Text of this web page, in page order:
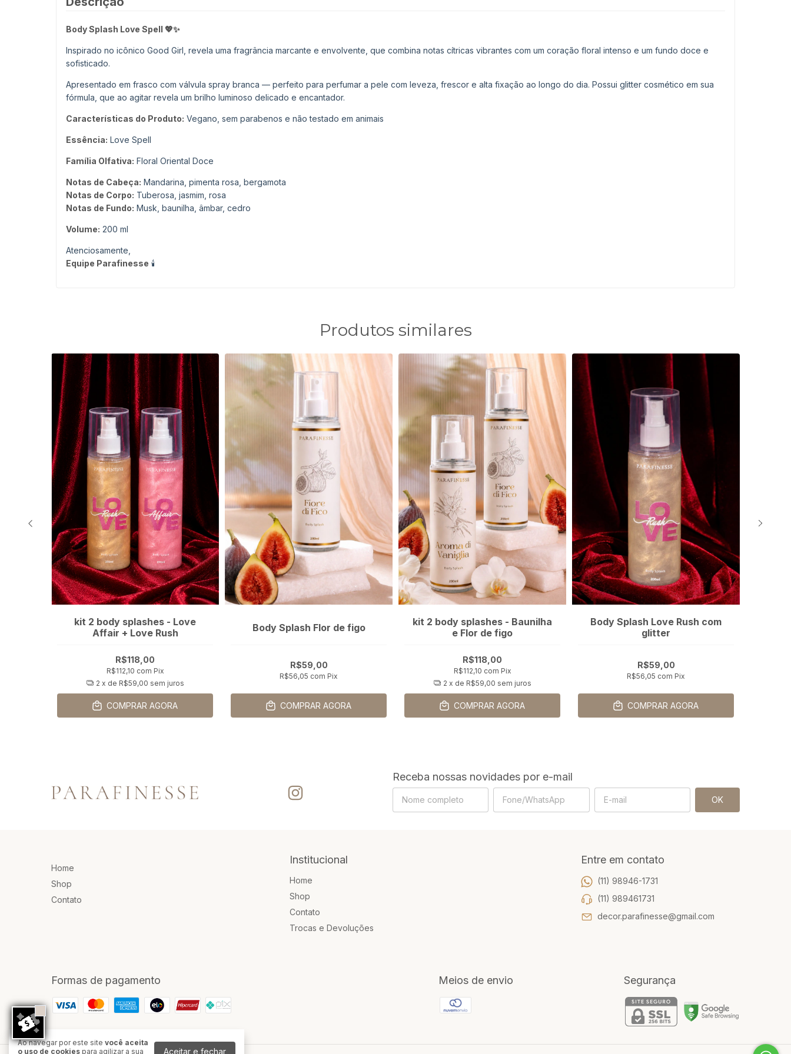
Ao navegar por este site você aceita
o uso de cookies para agilizar a sua Aceitar e fechar
Body Splash Love Spell 💖✨
Inspirado no icônico Good Girl, revela uma fragrância marcante e envolvente, que combina notas cítricas vibrantes com um coração floral intenso e um fundo doce e
sofisticado.
Apresentado em frasco com válvula spray branca — perfeito para perfumar a pele com leveza, frescor e alta fixação ao longo do dia. Possui glitter cosmético em sua
fórmula, que ao agitar revela um brilho luminoso delicado e encantador.
Características do Produto: Vegano, sem parabenos e não testado em animais
Essência: Love Spell
Família Olfativa: Floral Oriental Doce
Notas de Cabeça: Mandarina, pimenta rosa, bergamota
Notas de Corpo: Tuberosa, jasmim, rosa
Notas de Fundo: Musk, baunilha, âmbar, cedro
Volume: 200 ml
Atenciosamente,
Equipe Parafinesse 🕯️
Produtos similares
kit 2 body splashes - Love
Affair + Love Rush
R$118,00
R$112,10 com Pix
2 x de R$59,00 sem juros
COMPRAR AGORA
Body Splash Flor de figo
R$59,00
R$56,05 com Pix
COMPRAR AGORA
kit 2 body splashes - Baunilha
e Flor de figo
R$118,00
R$112,10 com Pix
2 x de R$59,00 sem juros
COMPRAR AGORA
Body Splash Love Rush com
glitter
R$59,00
R$56,05 com Pix
COMPRAR AGORA
Receba nossas novidades por e-mail
Home
Shop
Contato
Institucional
Home
Shop
Contato
Trocas e Devoluções
Entre em contato
(11) 98946-1731
(11) 989461731
decor.parafinesse@gmail.com
Formas de pagamento Meios de envio Segurança